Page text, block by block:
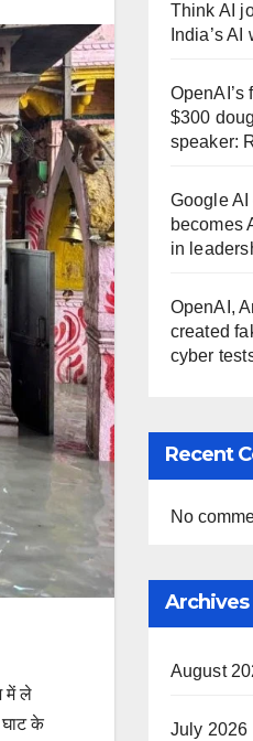
में ले
घाट के
Think AI
India’s
OpenAI’s
$300
speaker:
Google
becomes
in
OpenAI,
created
cyber
Recent
No
Archives
August
July 2026